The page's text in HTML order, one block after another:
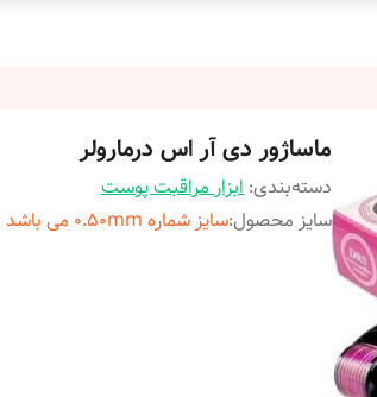
ماساژور دی آر اس درمارولر
دسته‌بندی: ابزار مراقبت پوست
سایز محصول:سایز شماره ۰.۵۰mm می باشد